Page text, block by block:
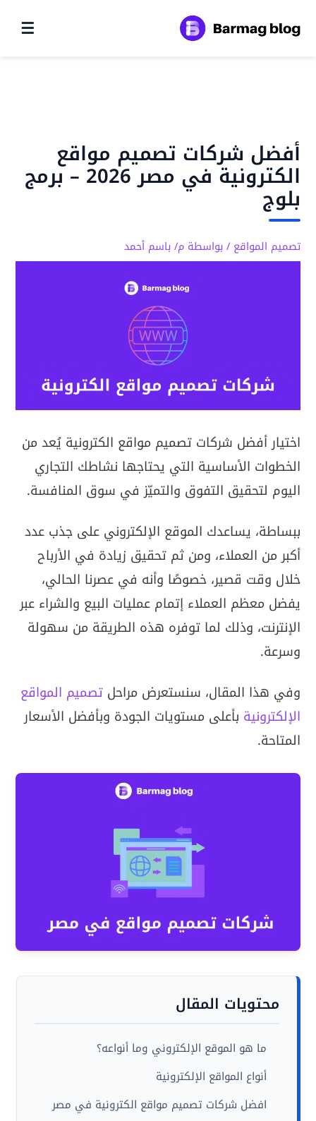
☰
أفضل شركات تصميم مواقع
الكترونية في مصر 2026 – برمج
بلوج
تصميم المواقع / بواسطة م/ باسم أحمد
اختيار أفضل شركات تصميم مواقع الكترونية يُعد من
الخطوات الأساسية التي يحتاجها نشاطك التجاري
اليوم لتحقيق التفوق والتميّز في سوق المنافسة.
ببساطة، يساعدك الموقع الإلكتروني على جذب عدد
أكبر من العملاء، ومن ثم تحقيق زيادة في الأرباح
خلال وقت قصير، خصوصًا وأنه في عصرنا الحالي،
يفضل معظم العملاء إتمام عمليات البيع والشراء عبر
الإنترنت، وذلك لما توفره هذه الطريقة من سهولة
وسرعة.
وفي هذا المقال، سنستعرض مراحلتصميم المواقع
الإلكترونية بأعلى مستويات الجودة وبأفضل الأسعار
المتاحة.
محتويات المقال
ما هو الموقع الإلكتروني وما أنواعه؟
أنواع المواقع الإلكترونية
افضل شركات تصميم مواقع الكترونية في مصر